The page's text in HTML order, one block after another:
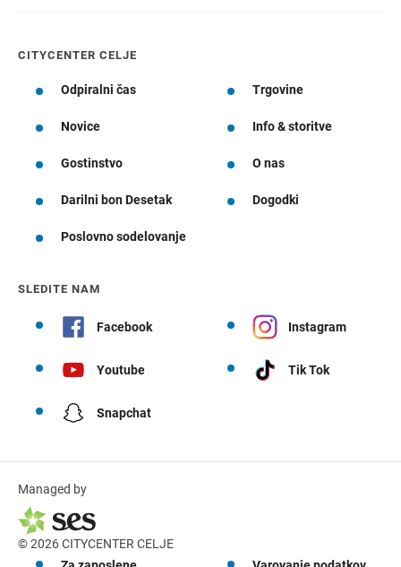
CITYCENTER CELJE
Odpiralni čas Trgovine
Novice Info & storitve
Gostinstvo O nas
Darilni bon Desetak Dogodki
Poslovno sodelovanje
SLEDITE NAM
Facebook Instagram
Youtube Tik Tok
Snapchat
Managed by
© 2026 CITYCENTER CELJE